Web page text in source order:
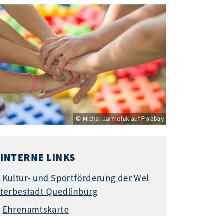
© Michal Jarmoluk auf Pixabay
INTERNE LINKS
Kultur- und Sportförderung der Wel
terbestadt Quedlinburg
Ehrenamtskarte